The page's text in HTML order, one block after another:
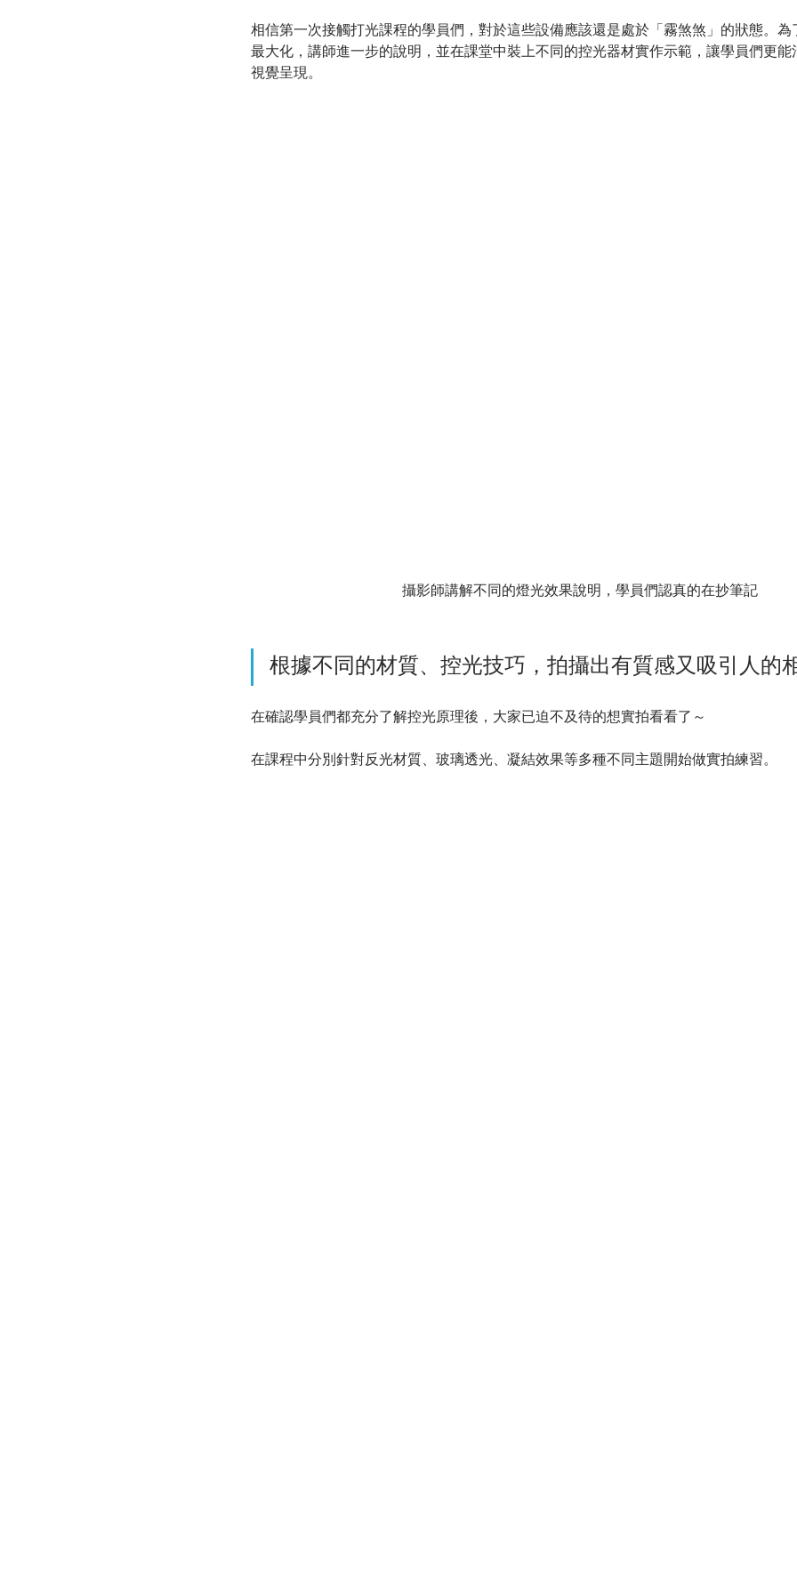
相信第一次接觸打光課程的學員們，對於這些設備應該還是處於「霧煞煞」的狀態。
最大化，講師進一步的說明，並在課堂中裝上不同的控光器材實作示範，讓學員們更
視覺呈現。
攝影師講解不同的燈光效果說明，學員們認真的在抄筆記
根據不同的材質、控光技巧，拍攝出有質感又吸引人的
在確認學員們都充分了解控光原理後，大家已迫不及待的想實拍看看了～
在課程中分別針對反光材質、玻璃透光、凝結效果等多種不同主題開始做實拍練習。